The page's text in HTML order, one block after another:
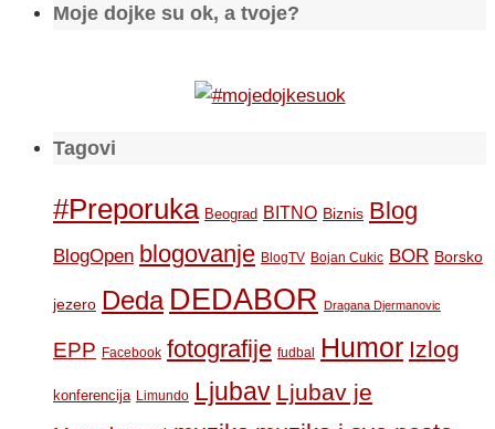
Moje dojke su ok, a tvoje?
Tagovi
#Preporuka Beograd BITNO Biznis Blog
BlogOpen blogovanje BlogTV Bojan Cukic BOR Borsko
jezero Deda DEDABOR Dragana Djermanovic
EPP Facebook fotografije fudbal Humor Izlog
konferencija Limundo Ljubav Ljubav je